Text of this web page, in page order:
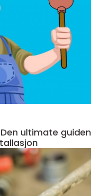
ultimate guiden